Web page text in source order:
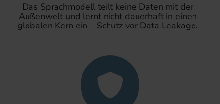
Das Sprachmodell teilt keine Daten mit der
Außenwelt und lernt nicht dauerhaft in einen
globalen Kern ein – Schutz vor Data Leakage.